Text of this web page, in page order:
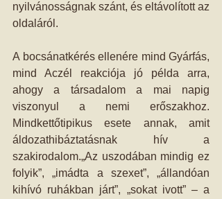
nyilvánosságnak szánt, és eltávolított az
oldaláról.
A bocsánatkérés ellenére mind Gyárfás,
mind Aczél reakciója jó példa arra,
ahogy a társadalom a mai napig
viszonyul a nemi erőszakhoz.
Mindkettőtipikus esete annak, amit
áldozathibáztatásnak hív a
szakirodalom.„Az uszodában mindig ez
folyik”, „imádta a szexet”, „állandóan
kihívó ruhákban járt”, „sokat ivott” – a